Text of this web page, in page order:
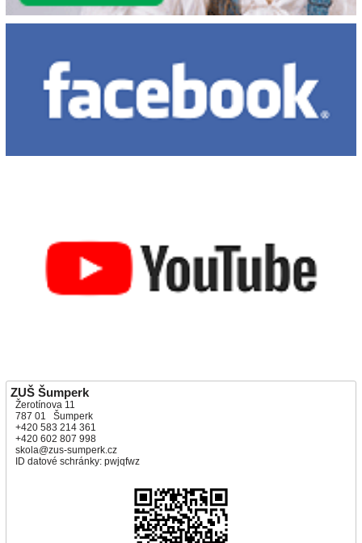
ZUŠ Šumperk
Žerotínova 11
787 01 Šumperk
+420 583 214 361
+420 602 807 998
skola@zus-sumperk.cz
ID datové schránky: pwjqfwz